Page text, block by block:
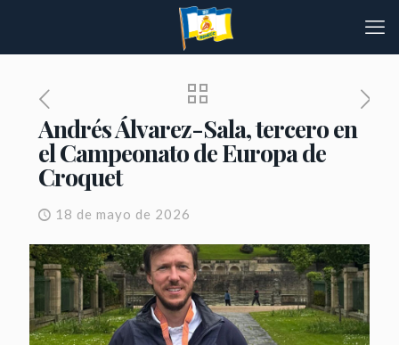
Andrés Álvarez-Sala, tercero en
el Campeonato de Europa de
Croquet
18 de mayo de 2026